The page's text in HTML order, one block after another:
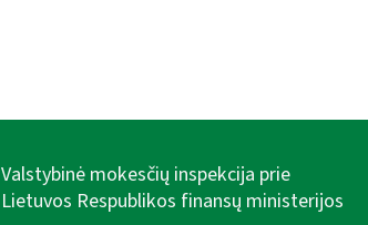
Valstybinė mokesčių inspekcija prie
Lietuvos Respublikos finansų ministerijos